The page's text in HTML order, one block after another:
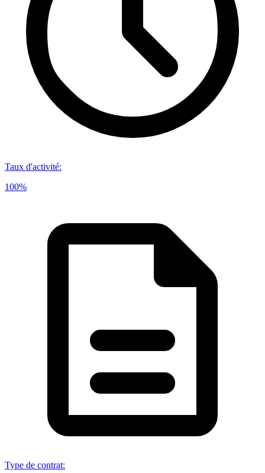
Taux d'activité:
100%
Type de contrat: